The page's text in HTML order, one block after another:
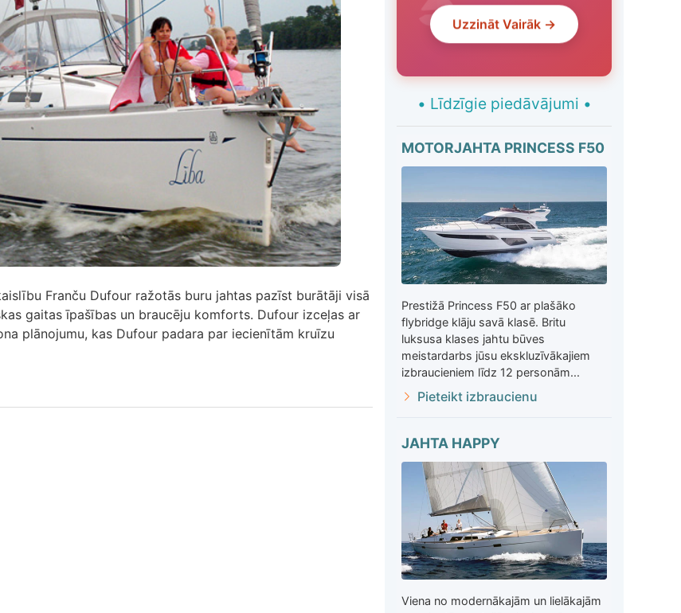
Franču Dufour ražotās buru jahtas pazīst burātāji visā
gaitas īpašības un braucēju komforts. Dufour izceļas ar
plānojumu, kas Dufour padara par iecienītām kruīzu
Uzzināt Vairāk →
• Līdzīgie piedāvājumi •
MOTORJAHTA PRINCESS F50
Prestižā Princess F50 ar plašāko
flybridge klāju savā klasē. Britu
luksusa klases jahtu būves
meistardarbs jūsu ekskluzīvākajiem
izbraucieniem līdz 12 personām...
Pieteikt izbraucienu
JAHTA HAPPY
Viena no modernākajām un lielākajām